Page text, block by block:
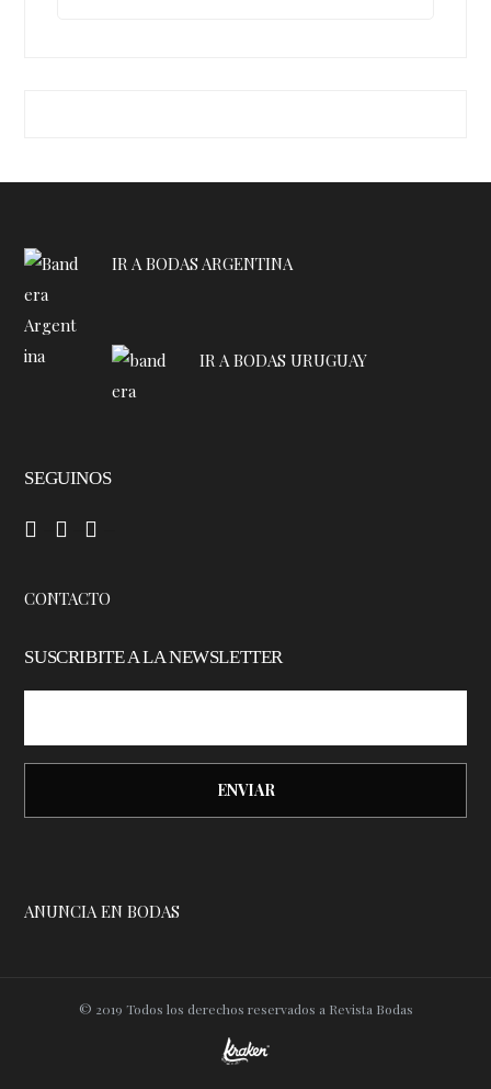
IR A BODAS ARGENTINA
IR A BODAS URUGUAY
SEGUINOS
CONTACTO
SUSCRIBITE A LA NEWSLETTER
ANUNCIA EN BODAS
© 2019 Todos los derechos reservados a Revista Bodas